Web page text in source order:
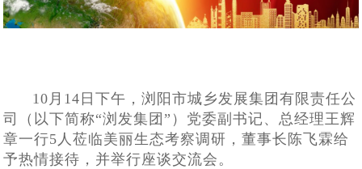
10月14日下午，浏阳市城乡发展集团有限责任公
司（以下简称“浏发集团”）党委副书记、总经理王辉
章一行5人莅临美丽生态考察调研，董事长陈飞霖给
予热情接待 ，并举行座谈交流会。